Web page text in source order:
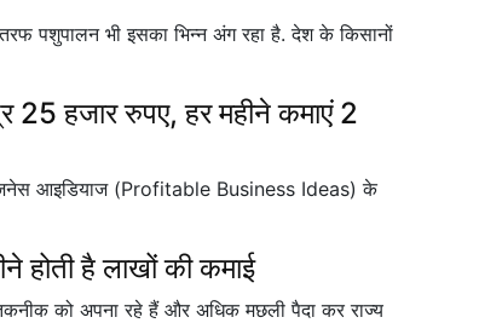
पशुपालन भी इसका भिन्न अंग रहा है. देश के किसानों
25 हजार रुपए, हर महीने कमाएं 2
आइडियाज (Profitable Business Ideas) के
होती है लाखों की कमाई
को अपना रहे हैं और अधिक मछली पैदा कर राज्य